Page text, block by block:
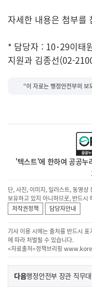
자세한 내용은 첨부를
* 담당자 : 10･29이태
지원과 김종선(02-
“이 자료는 행정안전부의
'텍스트'에 한하여 공공누
단, 사진, 이미지, 일러스트, 동영
보유하고 있지 아니하므로, 반드시
저작권정책
담당자안내
기사 이용 시에는 출처를 반드시 표
에 따라 처벌될 수 있습니다.
<자료출처=정책브리핑
이
전
다음기